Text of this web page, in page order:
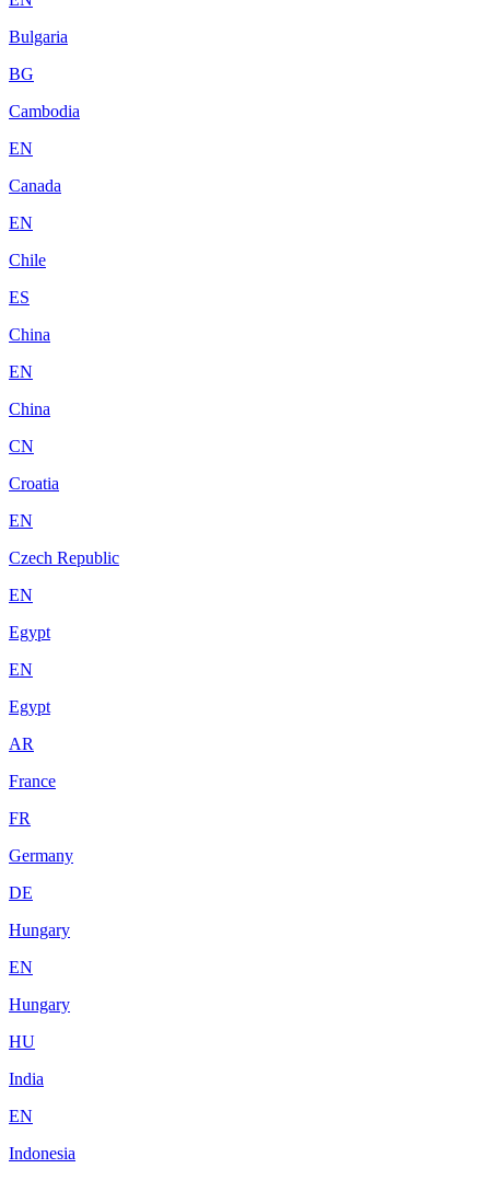
Bulgaria
BG
Cambodia
EN
Canada
EN
Chile
ES
China
EN
China
CN
Croatia
EN
Czech Republic
EN
Egypt
EN
Egypt
AR
France
FR
Germany
DE
Hungary
EN
Hungary
HU
India
EN
Indonesia